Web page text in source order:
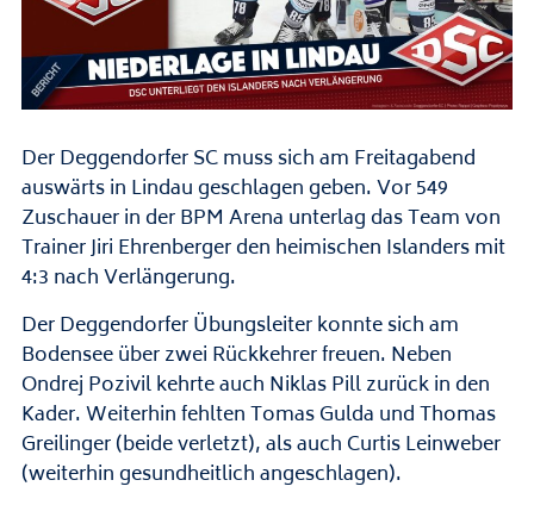
Der Deggendorfer SC muss sich am Freitagabend
auswärts in Lindau geschlagen geben. Vor 549
Zuschauer in der BPM Arena unterlag das Team von
Trainer Jiri Ehrenberger den heimischen Islanders mit
4:3 nach Verlängerung.
Der Deggendorfer Übungsleiter konnte sich am
Bodensee über zwei Rückkehrer freuen. Neben
Ondrej Pozivil kehrte auch Niklas Pill zurück in den
Kader. Weiterhin fehlten Tomas Gulda und Thomas
Greilinger (beide verletzt), als auch Curtis Leinweber
(weiterhin gesundheitlich angeschlagen).